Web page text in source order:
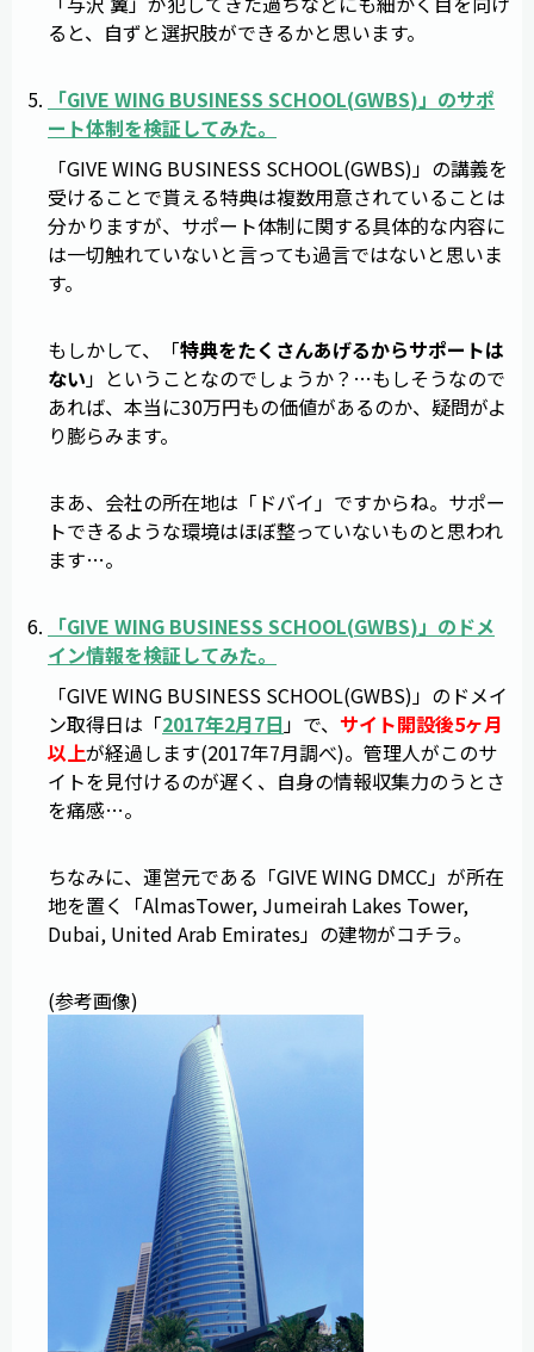
ると、自ずと選択肢ができるかと思います。
「GIVE WING BUSINESS SCHOOL(GWBS)」のサポ
ート体制を検証してみた。
「GIVE WING BUSINESS SCHOOL(GWBS)」の講義を
受けることで貰える特典は複数用意されていることは
分かりますが、サポート体制に関する具体的な内容に
は一切触れていないと言っても過言ではないと思いま
す。
もしかして、「特典をたくさんあげるからサポートは
ない 」ということなのでしょうか？…もしそうなので
あれば、本当に30万円もの価値があるのか、疑問がよ
り膨らみます。
まあ、会社の所在地は「ドバイ」ですからね。サポー
トできるような環境はほぼ整っていないものと思われ
ます…。
「GIVE WING BUSINESS SCHOOL(GWBS)」のドメ
イン情報を検証してみた。
「GIVE WING BUSINESS SCHOOL(GWBS)」のドメイ
ン取得日は「2017年2月7日 」で、 サイト開設後5ヶ月
以上が経過します(2017年7月調べ)。管理人がこのサ
イトを見付けるのが遅く、自身の情報収集力のうとさ
を痛感…。
ちなみに、運営元である「GIVE WING DMCC」が所在
地を置く「AlmasTower, Jumeirah Lakes Tower,
Dubai, United Arab Emirates」の建物がコチラ。
(参考画像)